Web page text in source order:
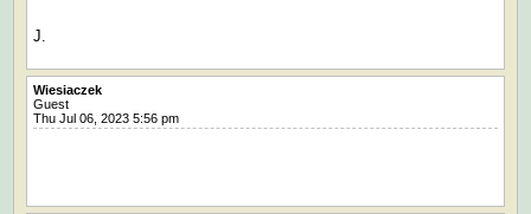
J.
Wiesiaczek
Guest
Thu Jul 06, 2023 5:56 pm